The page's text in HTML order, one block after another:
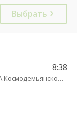
Выбрать
8:38
Памятник А.Космодемьянскому(Балтийское шоссе) трасса